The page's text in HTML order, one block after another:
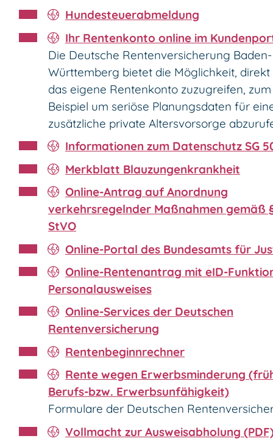
Hundesteuerabmeldung
Ihr Rentenkonto online im
Die Deutsche Rentenversicherung Baden-
Württemberg bietet die Möglichkeit,
das eigene Rentenkonto zuzugreifen, zum
Beispiel um seriöse Planungsdaten für
zusätzliche private Altersvorsorge
Informationen zum Datenschutz SG
Merkblatt Blauzungenkrankheit
Online-Antrag auf Anordnung
verkehrsregelnder Maßnahmen gemäß
StVO
Online-Portal des Bundesamts für
Online-Rentenantrag mit eID-
Personalausweises
Online-Services der Deutschen
Rentenversicherung
Rentenbeginnrechner
Rente wegen Erwerbsminderung
Berufs-bzw. Erwerbsunfähigkeit)
Formulare der Deutschen
Vollmacht zur Ausweisabholung